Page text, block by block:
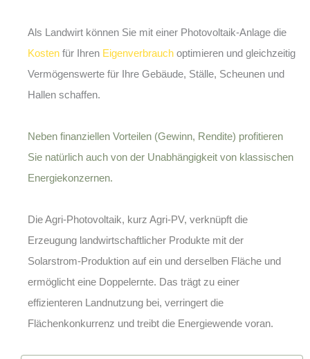
Als Landwirt können Sie mit einer Photovoltaik-Anlage die
Kosten für Ihren Eigenverbrauch optimieren und gleichzeitig
Vermögenswerte für Ihre Gebäude, Ställe, Scheunen und
Hallen schaffen.
Neben finanziellen Vorteilen (Gewinn, Rendite) profitieren
Sie natürlich auch von der Unabhängigkeit von klassischen
Energiekonzernen.
DieAgri-Photovoltaik, kurz Agri-PV, verknüpft die
Erzeugung landwirtschaftlicher Produkte mit der
Solarstrom-Produktion auf ein und derselben Fläche und
ermöglicht eine Doppelernte. Das trägt zu einer
effizienteren Landnutzung bei, verringert die
Flächenkonkurrenz und treibt die Energiewende voran.